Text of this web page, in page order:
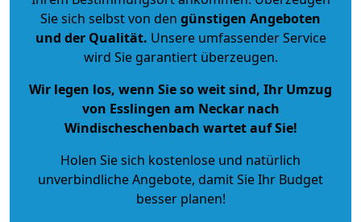
Sie sich selbst von den günstigen Angeboten
und der Qualität. Unsere umfassender Service
wird Sie garantiert überzeugen.
Wir legen los, wenn Sie so weit sind, Ihr Umzug
von Esslingen am Neckar nach
Windischeschenbach wartet auf Sie!
Holen Sie sich kostenlose und natürlich
unverbindliche Angebote, damit Sie Ihr Budget
besser planen!